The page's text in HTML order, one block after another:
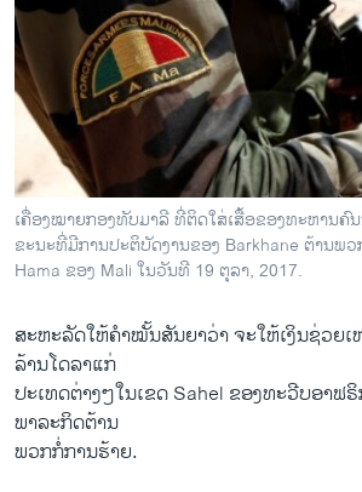
ຊຸມຊົນຊາວລາວ
ວິທະຍາສາດ-ເທັກໂນໂລຈີ
ທຸລະກິດ
ພາສາອັງກິດ
ວີດີໂອ
ສຽງ
ລາຍງານ
ພາສາຕ່າງໆ
ເຄື່ອງໝາຍກອງທັບມາລີ ທີ່ຕິດໃສ່ເສື້ອຂອງທະຫານຄົ
ຂະນະທີ່ມີການປະຕິບັດງານຂອງ Barkhane ຕ້ານພ
Hama ຂອງ Mali ໃນວັນທີ 19 ຕຸລາ, 2017.
ສະຫະລັດ​ໃຫ້​ຄໍາໝັ້ນສັນຍາ​ວ່າ ຈະ​ໃຫ້​ເງິນ​ຊ່ວຍ​ເ
ລ້ານ​ໂດ​ລາ​ແກ່
ປະເທດຕ່າງໆໃນເຂດ Sahel ຂອງ​ທະວີບອາ​ຟ
ພາລະກິດ​ຕ້ານ
ພວກ​ກໍ່ການ​ຮ້າຍ.